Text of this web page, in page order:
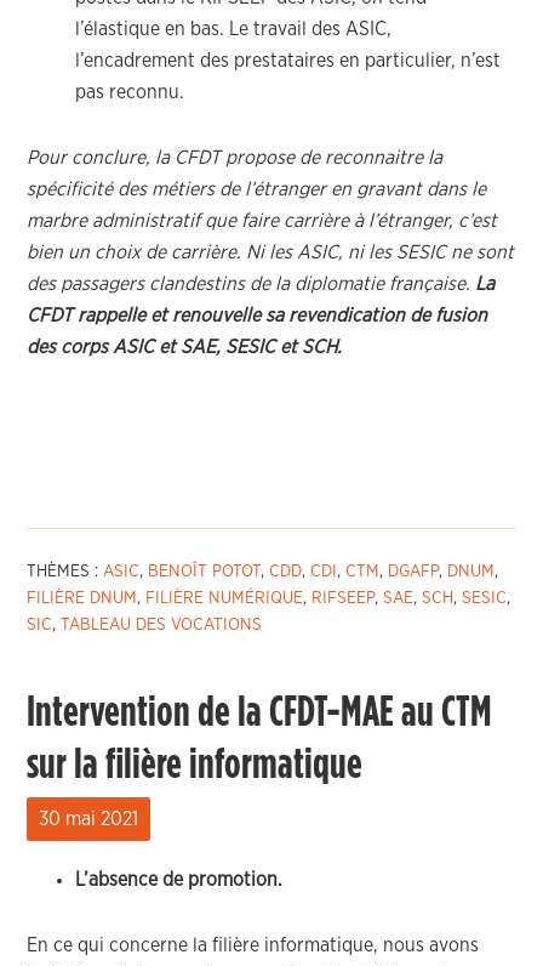
l’élastique en bas. Le travail des ASIC,
l’encadrement des prestataires en particulier, n’est
pas reconnu.
Pour conclure, la CFDT propose de reconnaitre la
spécificité des métiers de l’étranger en gravant dans le
marbre administratif que faire carrière à l’étranger, c’est
bien un choix de carrière. Ni les ASIC, ni les SESIC ne sont
des passagers clandestins de la diplomatie française. La
CFDT rappelle et renouvelle sa revendication de fusion
des corps ASIC et SAE, SESIC et SCH.
THÈMES :ASIC, BENOÎT POTOT ,CDD,CDI ,CTM , DGAFP, DNUM ,
FILIÈRE DNUM , FILIÈRE NUMÉRIQUE, RIFSEEP,SAE,SCH ,SESIC,
SIC, TABLEAU DES VOCATIONS
Intervention de la CFDT-MAE au CTM
sur la filière informatique
30 mai 2021
L’absence de promotion.
En ce qui concerne la filière informatique, nous avons